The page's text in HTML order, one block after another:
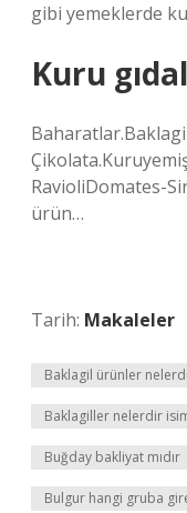
gibi yemeklerde
Kuru
RavioliDomates-
ürün…
Tarih: Makaleler
Baklagil ürünler
Baklagiller nelerdir
Buğday bakliyat mıdır
Bulgur hangi gruba